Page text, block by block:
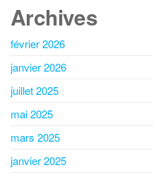
Archives
février 2026
janvier 2026
juillet 2025
mai 2025
mars 2025
janvier 2025